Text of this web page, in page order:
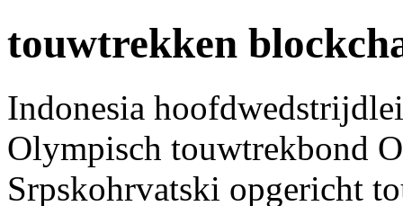
touwtrekken
Indonesia
Olympisch touwtrekbond
Srpskohrvatski opgericht